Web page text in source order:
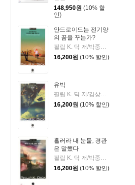
148,950원 (10% 할
인)
안드로이드는 전기양
의 꿈을 꾸는가?
16,200원 (10% 할인)
유빅
필립 K. 딕 저/김상훈 역
16,200원 (10% 할인)
흘러라 내 눈물, 경관
은 말했다
필립 K. 딕 저/박중서 역
16,200원 (10% 할인)